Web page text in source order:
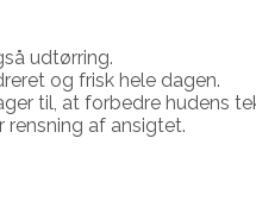
udtørring.
og frisk hele dagen.
til, at forbedre hudens
af ansigtet.